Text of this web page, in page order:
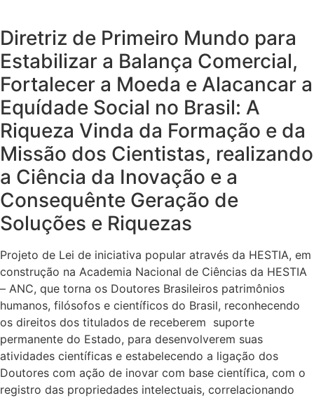
Diretriz de Primeiro Mundo para
Estabilizar a Balança Comercial,
Fortalecer a Moeda e Alacancar a
Equídade Social no Brasil: A
Riqueza Vinda da Formação e da
Missão dos Cientistas, realizando
a Ciência da Inovação e a
Consequênte Geração de
Soluções e Riquezas
Projeto de Lei de iniciativa popular através da HESTIA, em
construção na Academia Nacional de Ciências da HESTIA
– ANC, que torna os Doutores Brasileiros patrimônios
humanos, filósofos e científicos do Brasil, reconhecendo
os direitos dos titulados de receberem suporte
permanente do Estado, para desenvolverem suas
atividades científicas e estabelecendo a ligação dos
Doutores com ação de inovar com base científica, com o
registro das propriedades intelectuais, correlacionando